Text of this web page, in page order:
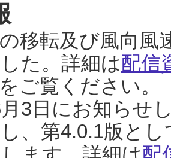
移転及び風向風
た。詳細は配信
をご覧ください。
3日にお知らせ
、第4.0.1版と